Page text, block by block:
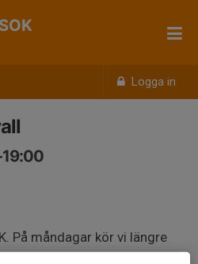
Logga in
19:00
På måndagar kör vi längre